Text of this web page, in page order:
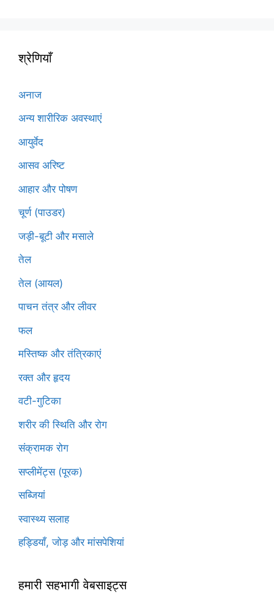
श्रेणियाँ
अनाज
अन्य शारीरिक अवस्थाएं
आयुर्वेद
आसव अरिष्ट
आहार और पोषण
चूर्ण (पाउडर)
जड़ी-बूटी और मसाले
तेल
तेल (आयल)
पाचन तंत्र और लीवर
फल
मस्तिष्क और तंत्रिकाएं
रक्त और हृदय
वटी-गुटिका
शरीर की स्थिति और रोग
संक्रामक रोग
सप्लीमेंट्स (पूरक)
सब्जियां
स्वास्थ्य सलाह
हड्डियाँ, जोड़ और मांसपेशियां
हमारी सहभागी वेबसाइट्स